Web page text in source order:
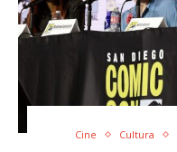
Cine Cultura